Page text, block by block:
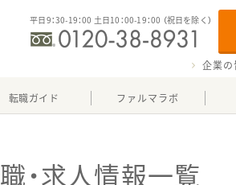
平日9：30-19：00 土日10：00-19：00 （祝日を除く）
企業の
転職ガイド ファルマラボ
・求人情報一覧